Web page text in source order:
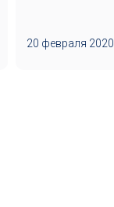
20 февраля 2020